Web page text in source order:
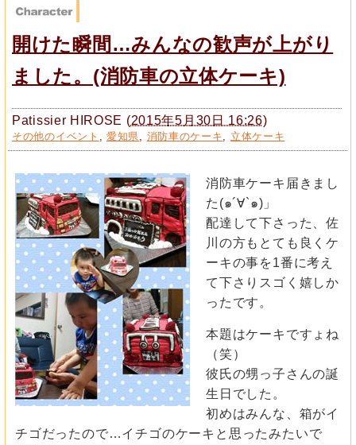
開けた瞬間…みんなの歓声が上がり
ました。(消防車の立体ケーキ)
Patissier HIROSE (2015年5月30日 16:26)
その他のイベント ,愛知県 消防車のケーキ 立体ケーキ
消防車ケーキ届きまし
た(๑´∀`๑)」
配達して下さった、佐
川の方もとても良くケ
ーキの事を1番に考え
て下さりスゴく嬉しか
ったです。
本題はケーキですょね
（笑）
彼氏の甥っ子さんの誕
生日でした。
初めはみんな、箱がイ
チゴだったので…イチゴのケーキと思ったみたいで